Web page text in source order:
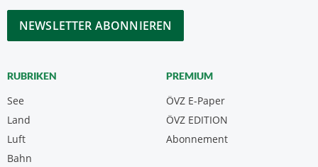
*
CAPTCHA
RUBRIKEN
See
Land
Luft
Bahn
PREMIUM
ÖVZ E-Paper
Abonnement
ÖVZ EDITION